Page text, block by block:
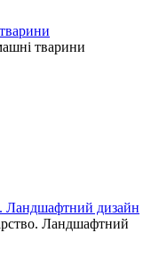
тварини
Ландшафтний дизайн
Ландшафтний